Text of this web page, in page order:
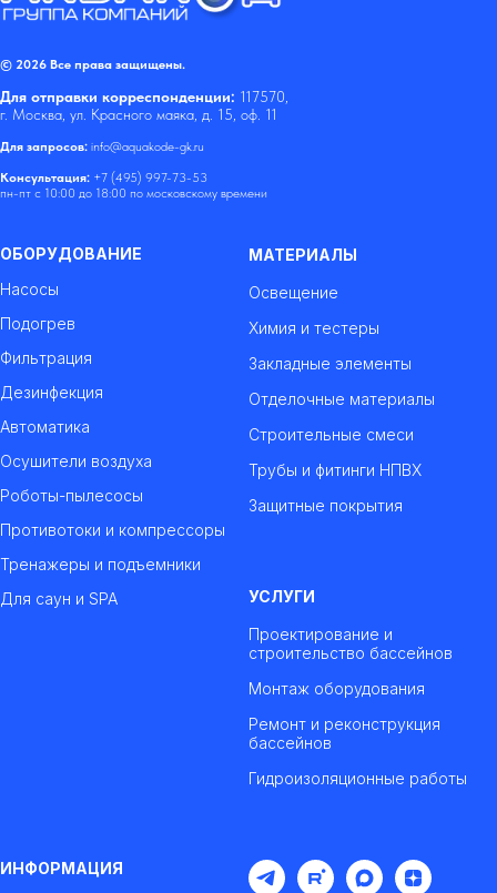
© 2026 Все права защищены.
Для отправки корреспонденции: 117570,
г. Москва, ул. Красного маяка, д. 15, оф. 11
Для запросов: info@aquakode-gk.ru
Консультация: +7 (495) 997-73-53
пн-пт с 10:00 до 18:00 по московскому времени
ОБОРУДОВАНИЕ
Насосы
Подогрев
Фильтрация
Дезинфекция
Автоматика
Осушители воздуха
Роботы-пылесосы
Противотоки и компрессоры
Тренажеры и подъемники
Для саун и SPA
МАТЕРИАЛЫ
Освещение
Химия и тестеры
Закладные элементы
Отделочные материалы
Строительные смеси
Трубы и фитинги НПВХ
Защитные покрытия
УСЛУГИ
Проектирование и
строительство бассейнов
Монтаж оборудования
Ремонт и реконструкция
бассейнов
Гидроизоляционные работы
ИНФОРМАЦИЯ